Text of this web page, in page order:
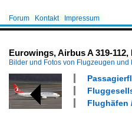
Forum Kontakt Impressum
Eurowings, Airbus A 319-
Bilder und Fotos von Flugzeugen und
Flughäfen